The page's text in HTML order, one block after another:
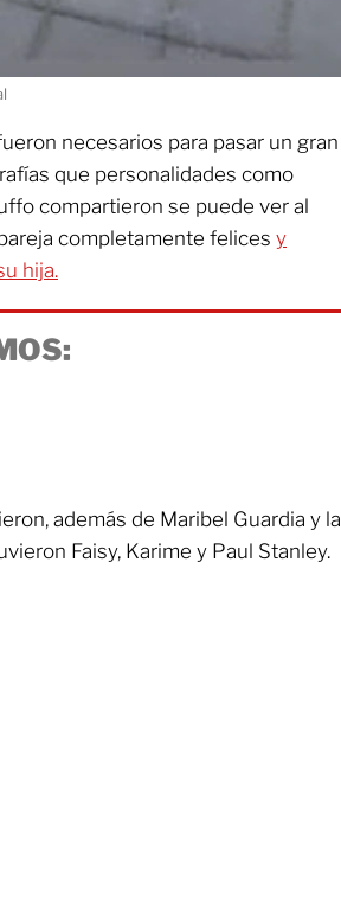
necesarios para pasar un gran
que personalidades como
compartieron se puede ver al
completamente felices y
hija.
además de Maribel Guardia y la
Faisy, Karime y Paul Stanley.